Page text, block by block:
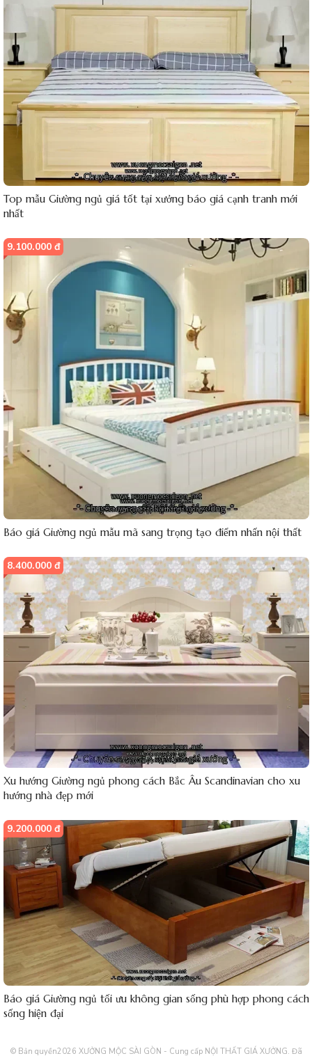
Top mẫu Giường ngủ giá tốt tại xưởng báo giá cạnh tranh mới
nhất
9.100.000 đ
Báo giá Giường ngủ mẫu mã sang trọng tạo điểm nhấn nội thất
8.400.000 đ
Xu hướng Giường ngủ phong cách Bắc Âu Scandinavian cho xu
hướng nhà đẹp mới
9.200.000 đ
Báo giá Giường ngủ tối ưu không gian sống phù hợp phong cách
sống hiện đại
© Bản quyền2026 XƯỞNG MỘC SÀI GÒN - Cung cấp NỘI THẤT GIÁ XƯỞNG. Đã